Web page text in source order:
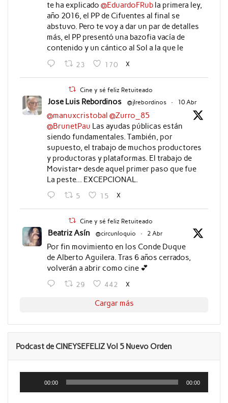
te ha explicado @EduardoFRubla primera ley,
año 2016, el PP de Cifuentes al final se
abstuvo. Pero te voy a dar un par de detalles
más, el PP presentó una bazofia vacía de
contenido y un cántico al Sol a la que le
23 170 X
Cine y sé feliz Retuiteado
Jose Luis Rebordinos @jlrebordinos · 10 Abr
@manuxcristobal @Zurro_85
@BrunetPau Las ayudas públicas están
siendo fundamentales. También, por
supuesto, el trabajo de muchos productores
y productoras y plataformas. El trabajo de
Movistar+ desde aquel primer paso que fue
La peste... EXCEPCIONAL.
5 15 X
Cine y sé feliz Retuiteado
Beatriz Asín @circunloquio · 2 Abr
Por fin movimiento en los Conde Duque
de Alberto Aguilera. Tras 6 años cerrados,
volverán a abrir como cine 💕
29 442 X
Cargar más
Podcast de CINEYSEFELIZ Vol 5 Nuevo Orden
Reproductor
00:00 00:00